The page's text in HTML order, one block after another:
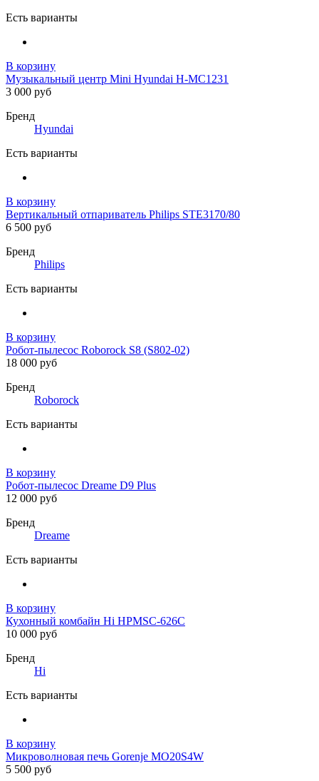
Есть варианты
В корзину
Музыкальный центр Mini Hyundai H-MC1231
3 000 руб
Бренд
Hyundai
Есть варианты
В корзину
Вертикальный отпариватель Philips STE3170/80
6 500 руб
Бренд
Philips
Есть варианты
В корзину
Робот-пылесос Roborock S8 (S802-02)
18 000 руб
Бренд
Roborock
Есть варианты
В корзину
Робот-пылесос Dreame D9 Plus
12 000 руб
Бренд
Dreame
Есть варианты
В корзину
Кухонный комбайн Hi HPMSC-626C
10 000 руб
Бренд
Hi
Есть варианты
В корзину
Микроволновая печь Gorenje MO20S4W
5 500 руб